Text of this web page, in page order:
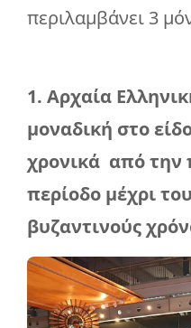
περιλαμβάνει 3
1. Αρχαία
μοναδική στο
χρονικά από την
περίοδο μέχρι
βυζαντινούς